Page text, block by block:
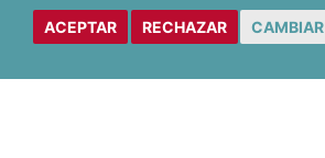
ACEPTAR RECHAZAR